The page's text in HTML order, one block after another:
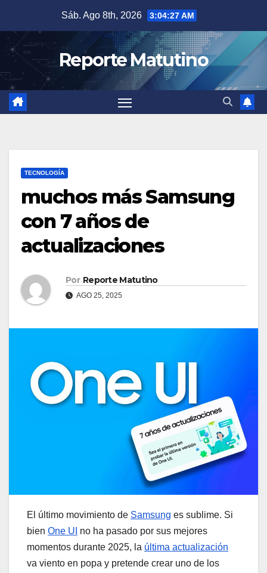
contenido
Sáb. Ago 8th, 2026 3:04:28 AM
Reporte Matutino
TECNOLOGÍA
muchos más Samsung
con 7 años de
actualizaciones
Por Reporte Matutino
AGO 25, 2025
El último movimiento de Samsung es sublime. Si
bien One UI no ha pasado por sus mejores
momentos durante 2025, la última actualización
va viento en popa y pretende crear uno de los